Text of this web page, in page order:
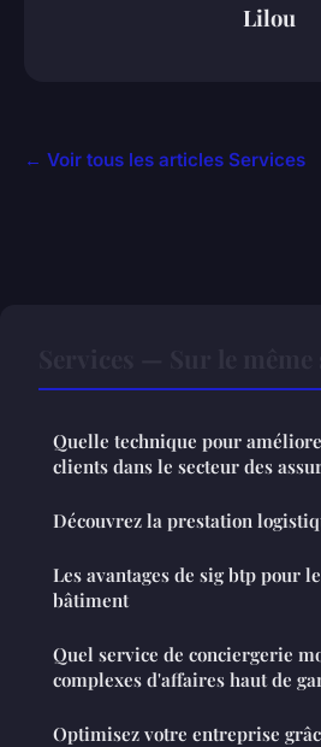
Lilou
← Voir tous les articles Services
Quelle technique pour
clients dans le secteur des
Découvrez la prestation
Les avantages de sig btp pour
bâtiment
Quel service de conciergerie
complexes d'affaires haut de
Optimisez votre entreprise